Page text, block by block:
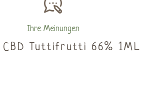
Ihre Meinungen
CBD Tuttifrutti 66% 1ML